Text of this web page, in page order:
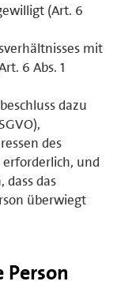
(Art. 6
mit
6 Abs. 1
dazu
des
und
dass das
überwiegt